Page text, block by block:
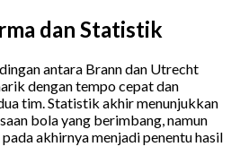
dan Statistik
antara Brann dan Utrecht
dengan tempo cepat dan
tim. Statistik akhir menunjukkan
bola yang berimbang, namun
akhirnya menjadi penentu hasil